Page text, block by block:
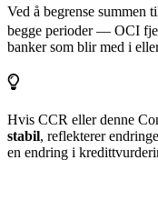
Ved å begrense summen
begge perioder — OCI
banker som blir med i
Hvis CCR eller denne
stabil, reflekterer
en endring i